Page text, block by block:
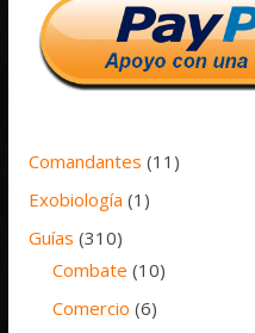
Comandantes (11)
Exobiología (1)
Guías (310)
Combate (10)
Comercio (6)